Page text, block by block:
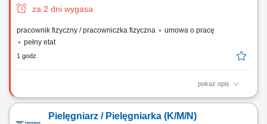
za 2 dni wygasa
pracownik fizyczny / pracowniczka fizyczna
umowa o pracę
pełny etat
1 godz.
pokaż opis
Zadania Techniczne wsparcie produkcji poprzez utrzymywanie form w
spowodowanych awariami oprzyrządowania i narzędzi.
Pielęgniarz / Pielęgniarka (K/M/N)